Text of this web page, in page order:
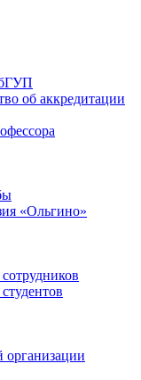
об аккредитации
«Ольгино»
организации